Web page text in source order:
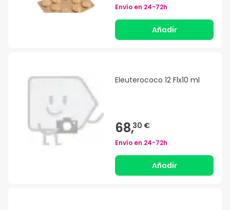
Envío en 24-72h
Añadir
Eleuterococo 12 Flx10 ml
68,30 €
Envío en 24-72h
Añadir